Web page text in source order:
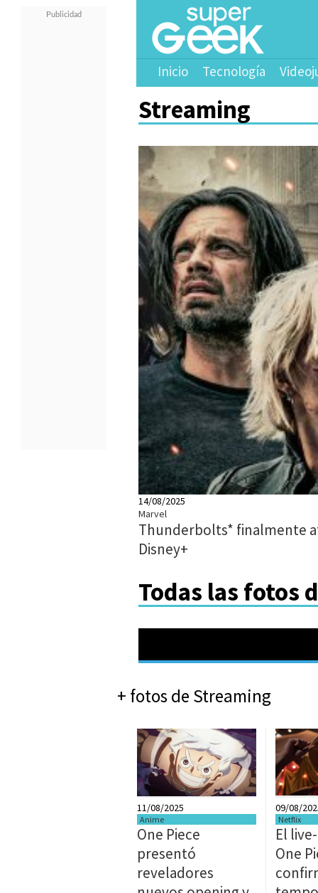
Inicio Tecnología
Streaming
14/08/2025
Marvel
Thunderbolts* finalmente
Disney+
Todas las fotos
+ fotos de Streaming
11/08/2025
Anime
One Piece
presentó
reveladores
09/08/
Netflix
El
One